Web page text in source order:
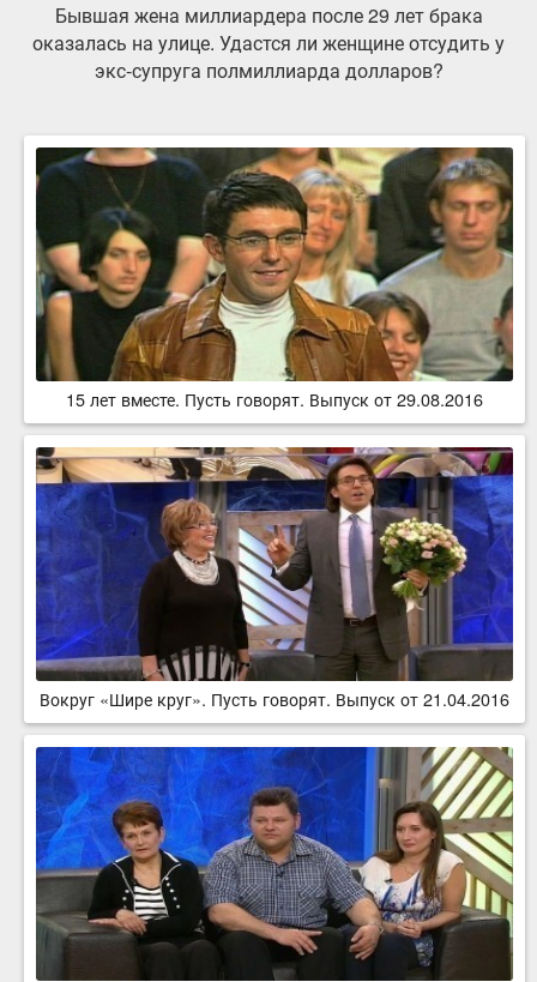
Бывшая жена миллиардера после 29 лет брака
оказалась на улице. Удастся ли женщине отсудить у
экс-супруга полмиллиарда долларов?
15 лет вместе. Пусть говорят. Выпуск от 29.08.2016
Вокруг «Шире круг». Пусть говорят. Выпуск от 21.04.2016